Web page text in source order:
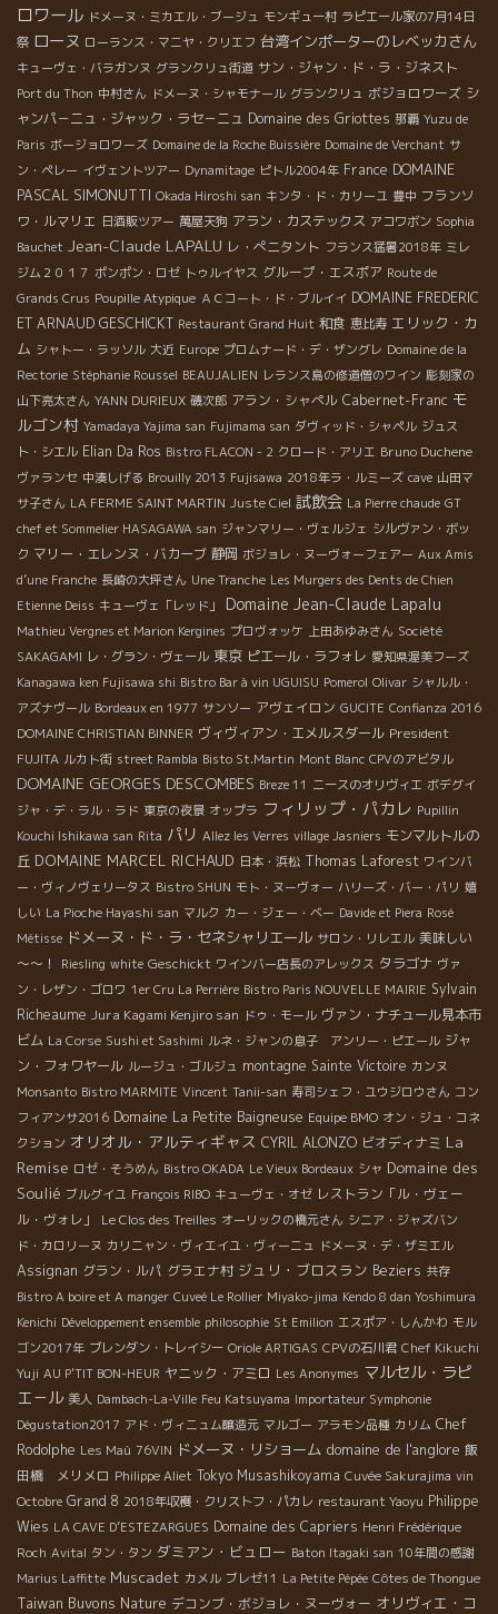
ロワール ドメーヌ・ミカエル・ブージュ モンギュー村 ラピエール家の7月14日
祭 ローヌ ローランス・マニヤ・クリエフ 台湾インポーターのレベッカさん
キューヴェ・バラガンヌ グランクリュ街道 サン・ジャン・ド・ラ・ジネスト
Port du Thon 中村さん ドメーヌ・シャモナール グランクリュ ボジョロワーズ シ
ャンパ－ニュ・ジャック・ラセ－ニュ Domaine des Griottes 那覇 Yuzu de
Paris ボージョロワーズ Domaine de la Roche Buissière Domaine de Verchant サ
ン・ペレー イヴェントツアー Dynamitage ピトル2004年 France DOMAINE
PASCAL SIMONUTTI Okada Hiroshi san キンタ・ド・カリーユ 豊中 フランソ
ワ・ルマリエ 日酒販ツアー 萬屋天狗 アラン・カステックス アコワボン Sophia
Bauchet Jean-Claude LAPALU レ・ぺニタント フランス猛暑2018年 ミレ
ジム２０１７ ポンポン・ロゼ トゥルイヤス グループ・エスポア Route de
Grands Crus Poupille Atypique ＡＣコート・ド・ブルイイ DOMAINE FREDERIC
ET ARNAUD GESCHICKT Restaurant Grand Huit 和食 恵比寿 エリック・カ
ム シャトー・ラッソル 大近 Europe プロムナード・デ・ザングレ Domaine de la
Rectorie Stéphanie Roussel BEAUJALIEN レランス島の修道僧のワイン 彫刻家の
山下亮太さん YANN DURIEUX 磯次郎 アラン・シャペル Cabernet-Franc モ
ルゴン村 Yamadaya Yajima san Fujimama san ダヴィッド・シャペル ジュス
ト・シエル Elian Da Ros Bistro FLACON - 2 クロード・アリエ Bruno Duchene
ヴァランセ 中湊しげる Brouilly 2013 Fujisawa 2018年ラ・ルミーズ cave 山田マ
サ子さん LA FERME SAINT MARTIN Juste Ciel 試飲会 La Pierre chaude GT
chef et Sommelier HASAGAWA san ジャンマリー・ヴェルジェ シルヴァン・ボッ
ク マリー・エレンヌ・バカーブ 静岡 ボジョレ・ヌーヴォーフェアー Aux Amis
d’une Franche 長崎の大坪さん Une Tranche Les Murgers des Dents de Chien
Etienne Deiss キューヴェ「レッド」 Domaine Jean-Claude Lapalu
Mathieu Vergnes et Marion Kergines プロヴォッケ 上田あゆみさん Société
SAKAGAMI レ・グラン・ヴェール 東京 ピエール・ラフォレ 愛知県渥美フーズ
Kanagawa ken Fujisawa shi Bistro Bar à vin UGUISU Pomerol Olivar シャルル・
アズナヴール Bordeaux en 1977 サンソー アヴェイロン GUCITE Confianza 2016
DOMAINE CHRISTIAN BINNER ヴィヴィアン・エメルスダール President
FUJITA ルカト街 street Rambla Bisto St.Martin Mont Blanc CPVのアビタル
DOMAINE GEORGES DESCOMBES Breze 11 ニースのオリヴィエ ボデグイ
ジャ・デ・ラル・ラド 東京の夜景 オップラ フィリップ・パカレ Pupillin
Kouchi Ishikawa san Rita パリ Allez les Verres village Jasniers モンマルトルの
丘 DOMAINE MARCEL RICHAUD 日本・浜松 Thomas Laforest ワインバ
ー・ヴィノヴェリータス Bistro SHUN モト・ヌーヴォー ハリーズ・バー・パリ 嬉
しい La Pioche Hayashi san マルク カー・ジェー・ベー Davide et Piera Rosé
Métisse ドメーヌ・ド・ラ・セネシャリエール サロン・リレエル 美味しい
～～！
Riesling white Geschickt ワインバー店長のアレックス タラゴナ ヴァ
ン・レザン・ゴロワ 1er Cru La Perrière Bistro Paris NOUVELLE MAIRIE Sylvain
Richeaume Jura Kagami Kenjiro san ドゥ・モール ヴァン・ナチュール見本市
ビム La Corse Sushi et Sashimi ルネ・ジャンの息子 アンリー・ピエール ジャ
ン・フォワヤール ルージュ・ゴルジュ montagne Sainte Victoire カンヌ
Monsanto Bistro MARMITE Vincent Tanii-san 寿司シェフ・ユウジロウさん コン
フィアンサ2016 Domaine La Petite Baigneuse Equipe BMO オン・ジュ・コネ
クション オリオル・アルティギャス CYRIL ALONZO ビオディナミ La
Remise ロゼ・そうめん Bistro OKADA Le Vieux Bordeaux シャ Domaine des
Soulié ブルグイユ François RIBO キューヴェ・オゼ レストラン「ル・ヴェー
ル・ヴォレ」
Le Clos des Treilles オーリックの橋元さん シニア・ジャズバン
ド・カロリーヌ カリニャン・ヴィエイユ・ヴィーニュ ドメーヌ・デ・ザミエル
Assignan グラン・ルパ グラエナ村 ジュリ・ブロスラン Beziers 共存
Bistro A boire et A manger Cuveé Le Rollier Miyako-jima Kendo 8 dan Yoshimura
Kenichi Développement ensemble philosophie St Emilion エスポア・しんかわ モル
ゴン2017年 ブレンダン・トレイシー Oriole ARTIGAS CPVの石川君 Chef Kikuchi
Yuji AU P'TIT BON-HEUR ヤニック・アミロ Les Anonymes マルセル・ラピ
エ－ル 美人 Dambach-La-Ville Feu Katsuyama Importateur Symphonie
Dégustation2017 アド・ヴィニュム醸造元 マルゴー アラモン品種 カリム Chef
Rodolphe Les Maù 76VIN ドメーヌ・リショーム domaine de l'anglore 飯
田橋 メリメロ Philippe Aliet Tokyo Musashikoyama Cuvée Sakurajima vin
Octobre Grand 8 2018年収穫・クリストフ・パカレ restaurant Yaoyu Philippe
Wies LA CAVE D’ESTEZARGUES Domaine des Capriers Henri Frédérique
Roch Avital タン・タン ダミアン・ビュロー Baton Itagaki san 10年間の感謝
Marius Laffitte Muscadet カメル ブレゼ11 La Petite Pépée Côtes de Thongue
Taiwan Buvons Nature デコンブ・ボジョレ・ヌーヴォー オリヴィエ・コ